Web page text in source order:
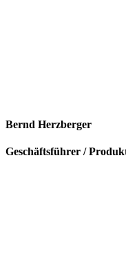
Bernd Herzberger
Geschäftsführer /